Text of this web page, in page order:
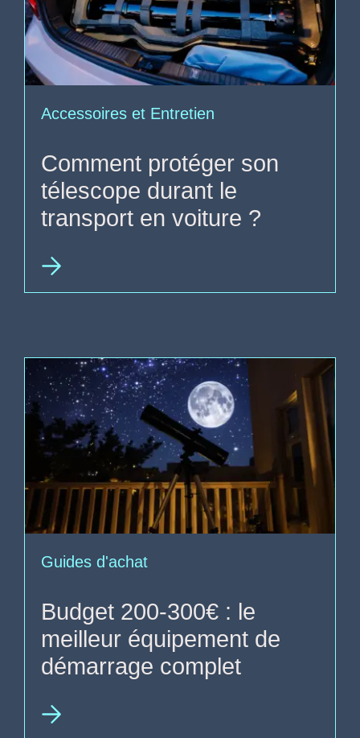
Accessoires et Entretien
Comment protéger son
télescope durant le
transport en voiture ?
Guides d'achat
Budget 200-300€ : le
meilleur équipement de
démarrage complet